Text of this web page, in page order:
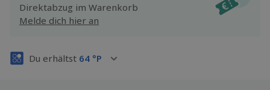
Maximale Sicherheit
3 Jahre gültig & verlängerbar.
Direktabzug im Warenkorb
Melde dich hier an
Du erhältst 64 °P